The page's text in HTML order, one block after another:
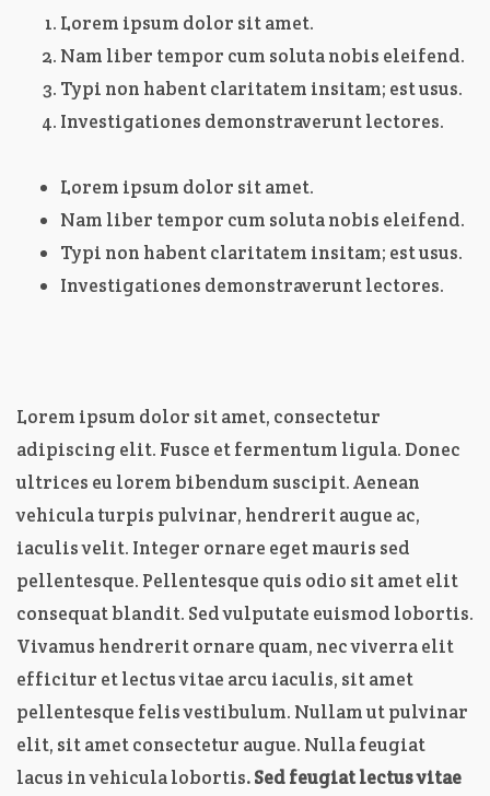
Lorem ipsum dolor sit amet.
Nam liber tempor cum soluta nobis eleifend.
Typi non habent claritatem insitam; est usus.
Investigationes demonstraverunt lectores.
Lorem ipsum dolor sit amet.
Nam liber tempor cum soluta nobis eleifend.
Typi non habent claritatem insitam; est usus.
Investigationes demonstraverunt lectores.
Lorem ipsum dolor sit amet, consectetur
adipiscing elit. Fusce et fermentum ligula. Donec
ultrices eu lorem bibendum suscipit. Aenean
vehicula turpis pulvinar, hendrerit augue ac,
iaculis velit. Integer ornare eget mauris sed
pellentesque. Pellentesque quis odio sit amet elit
consequat blandit. Sed vulputate euismod lobortis.
Vivamus hendrerit ornare quam, nec viverra elit
efficitur et lectus vitae arcu iaculis, sit amet
pellentesque felis vestibulum. Nullam ut pulvinar
elit, sit amet consectetur augue. Nulla feugiat
lacus in vehicula lobortis. Sed feugiat lectus vitae